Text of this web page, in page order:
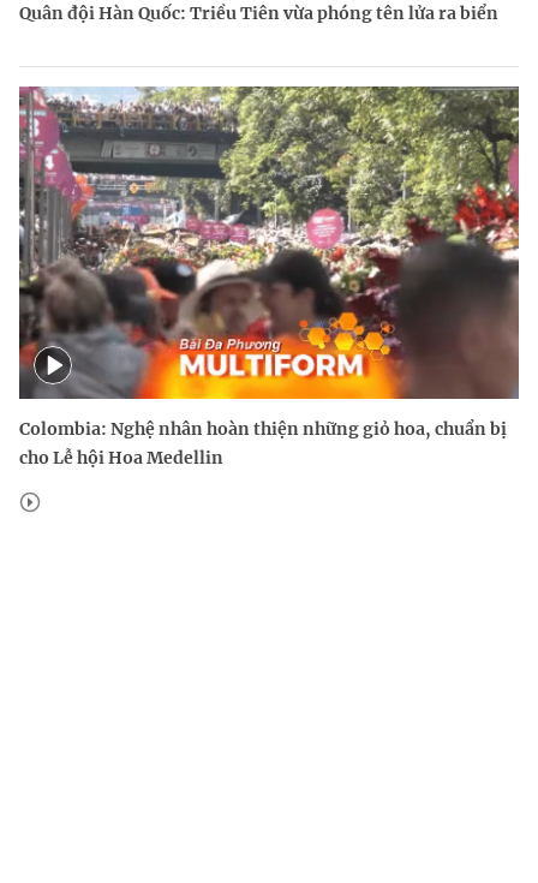
Quân đội Hàn Quốc: Triều Tiên vừa phóng tên lửa ra biển
Colombia: Nghệ nhân hoàn thiện những giỏ hoa, chuẩn bị
cho Lễ hội Hoa Medellin